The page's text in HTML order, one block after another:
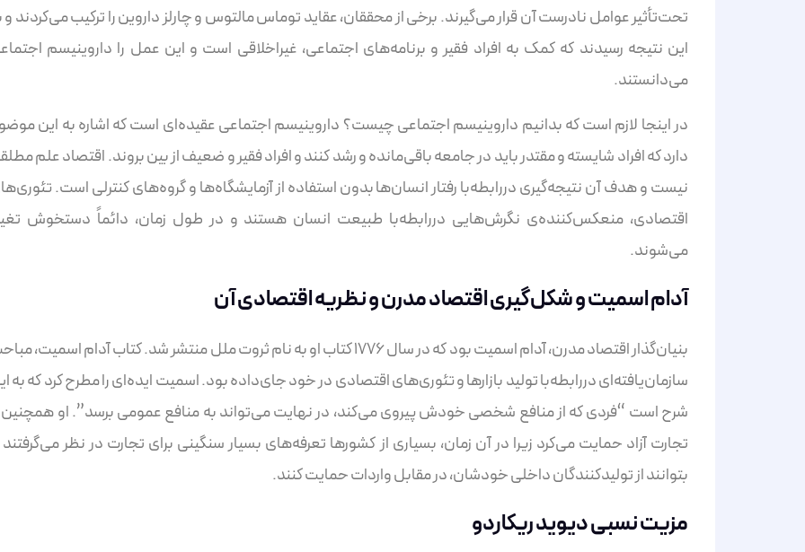
تحت‌تأثیر عوامل نادرست آن قرار می‌گیرند. برخی از محققان، عقاید توماس مالتوس و چارلز داروین را ترکیب می‌کردند و
این نتیجه رسیدند که کمک به افراد فقیر و برنامه‌های اجتماعی، غیراخلاقی است و این عمل را داروینیسم
می‌دانستند.
در اینجا لازم است که بدانیم داروینیسم اجتماعی چیست؟ داروینیسم اجتماعی عقیده‌ای است که اشاره به این
دارد که افراد شایسته و مقتدر باید در جامعه باقی‌مانده و رشد کنند و افراد فقیر و ضعیف از بین بروند. اقتصاد علم
نیست و هدف آن نتیجه‌گیری دررابطه‌با رفتار انسان‌ها بدون استفاده از آزمایشگاه‌ها و گروه‌های کنترلی است.
اقتصادی، منعکس‌کننده‌ی نگرش‌هایی دررابطه‌با طبیعت انسان هستند و در طول زمان، دائماً دستخوش
می‌شوند.
آدام اسمیت و شکل‌گیری اقتصاد مدرن و نظریه‌ اقتصادی آن
بنیان‌گذار اقتصاد مدرن، آدام اسمیت بود که در سال ۱۷۷۶ کتاب او به نام ثروت ملل منتشر شد. کتاب آدام اسمیت،
سازمان‌یافته‌ای دررابطه‌با تولید بازارها و تئوری‌های اقتصادی در خود جای‌داده بود. اسمیت ایده‌ای را مطرح کرد که به
شرح است “فردی که از منافع شخصی خودش پیروی می‌کند، در نهایت می‌تواند به منافع عمومی برسد”. او همچنین
تجارت آزاد حمایت می‌کرد زیرا در آن زمان، بسیاری از کشورها تعرفه‌های بسیار سنگینی برای تجارت در نظر می‌گرفتند
بتوانند از تولیدکنندگان داخلی خودشان، در مقابل واردات حمایت کنند.
مزیت نسبی دیوید ریکاردو